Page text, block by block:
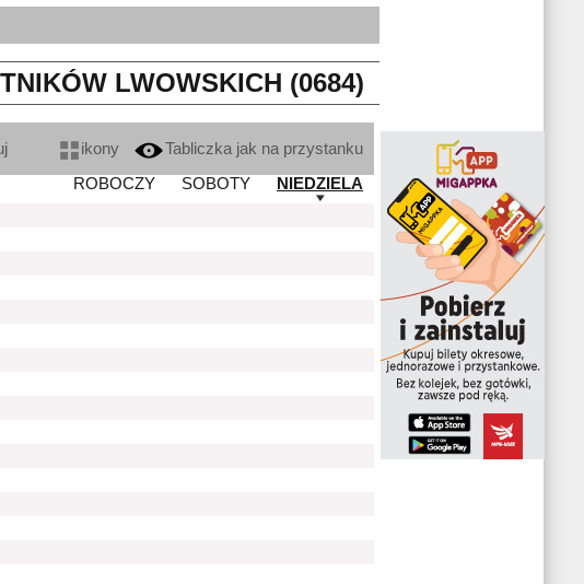
LWOWSKICH (0684)
ikony
Tabliczka jak na przystanku
ROBOCZY
SOBOTY
NIEDZIELA